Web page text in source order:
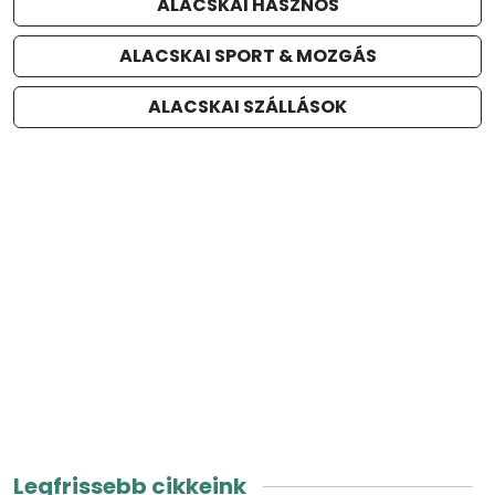
ALACSKAI SPORT & MOZGÁS
ALACSKAI SZÁLLÁSOK
Legfrissebb cikkeink